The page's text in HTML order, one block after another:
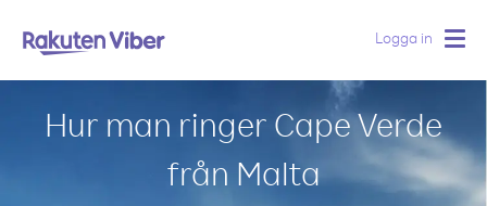
Logga in
Hur man ringer Cape Verde
från Malta